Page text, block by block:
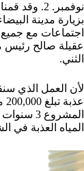
نوفمبر. 2.
بزيارة مدينة
اجتماعات مع
عقيلة صالح رئيس
الثني.
لأن العمل الذي
المياه العذبة في